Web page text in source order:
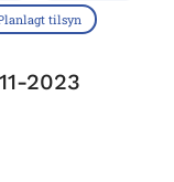
tilsyn
2023